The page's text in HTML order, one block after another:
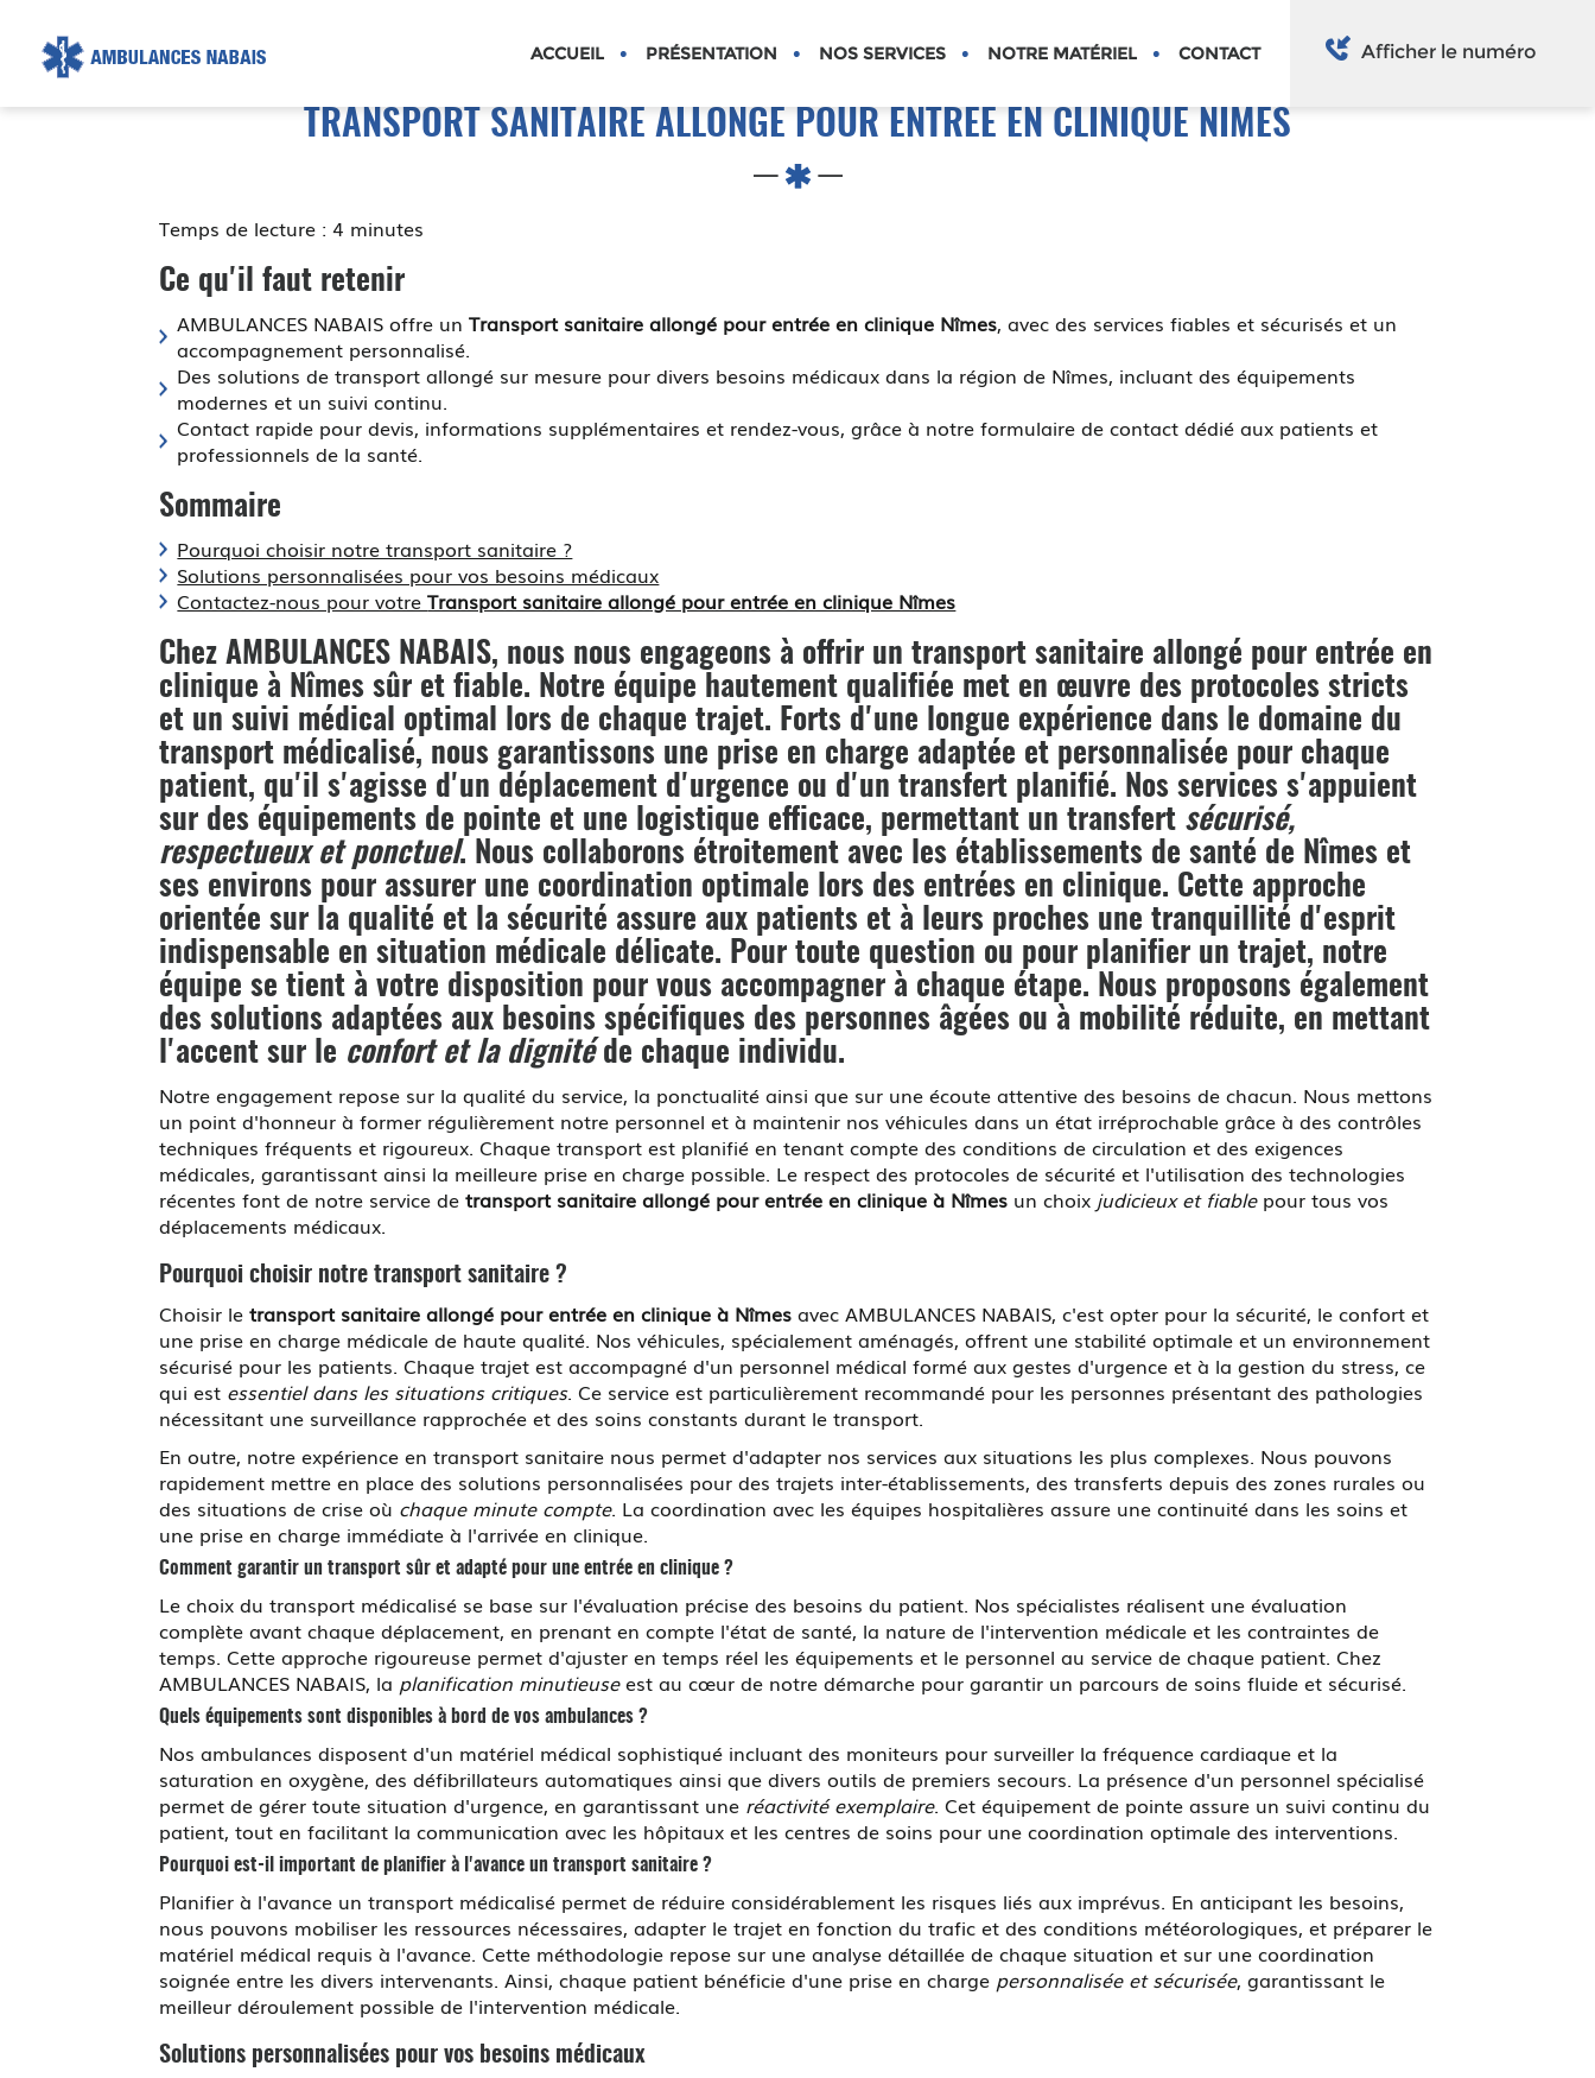
AMBULANCES
NABAIS
ACCUEIL PRÉSENTATION NOS SERVICES NOTRE MATÉRIEL CONTACT Afficher le numéro
TRANSPORT SANITAIRE ALLONGÉ POUR ENTRÉE EN CLINIQUE NÎMES
Temps de lecture : 4 minutes
Ce qu'il faut retenir
AMBULANCES NABAIS offre unTransport sanitaire allongé pour entrée en clinique Nîmes, avec des services fiables et sécurisés et un
accompagnement personnalisé.
Des solutions de transport allongé sur mesure pour divers besoins médicaux dans la région de Nîmes, incluant des équipements
modernes et un suivi continu.
Contact rapide pour devis, informations supplémentaires et rendez-vous, grâce à notre formulaire de contact dédié aux patients et
professionnels de la santé.
Sommaire
Pourquoi choisir notre transport sanitaire ?
Solutions personnalisées pour vos besoins médicaux
Contactez-nous pour votreTransport sanitaire allongé pour entrée en clinique Nîmes
Chez AMBULANCES NABAIS, nous nous engageons à offrir untransport sanitaire allongé pour entrée en
clinique à Nîmes sûr et fiable. Notre équipe hautement qualifiée met en œuvre des protocoles stricts
et un suivi médical optimal lors de chaque trajet. Forts d'une longue expérience dans le domaine du
transport médicalisé, nous garantissons une prise en charge adaptée et personnalisée pour chaque
patient, qu'il s'agisse d'un déplacement d'urgence ou d'un transfert planifié. Nos services s'appuient
sur des équipements de pointe et une logistique efficace, permettant un transfert sécurisé,
respectueux et ponctuel. Nous collaborons étroitement avec les établissements de santé de Nîmes et
ses environs pour assurer une coordination optimale lors des entrées en clinique. Cette approche
orientée sur la qualité et la sécurité assure aux patients et à leurs proches une tranquillité d'esprit
indispensable en situation médicale délicate. Pour toute question ou pour planifier un trajet, notre
équipe se tient à votre disposition pour vous accompagner à chaque étape. Nous proposons également
des solutions adaptées aux besoins spécifiques des personnes âgées ou à mobilité réduite, en mettant
l'accent sur le confort et la dignitéde chaque individu.
Notre engagement repose sur la qualité du service, la ponctualité ainsi que sur une écoute attentive des besoins de chacun. Nous mettons
un point d'honneur à former régulièrement notre personnel et à maintenir nos véhicules dans un état irréprochable grâce à des contrôles
techniques fréquents et rigoureux. Chaque transport est planifié en tenant compte des conditions de circulation et des exigences
médicales, garantissant ainsi la meilleure prise en charge possible. Le respect des protocoles de sécurité et l'utilisation des technologies
récentes font de notre service detransport sanitaire allongé pour entrée en clinique à Nîmes un choix judicieux et fiablepour tous vos
déplacements médicaux.
Pourquoi choisir notre transport sanitaire ?
Choisir letransport sanitaire allongé pour entrée en clinique à Nîmes avec AMBULANCES NABAIS, c'est opter pour la sécurité, le confort et
une prise en charge médicale de haute qualité. Nos véhicules, spécialement aménagés, offrent une stabilité optimale et un environnement
sécurisé pour les patients. Chaque trajet est accompagné d'un personnel médical formé aux gestes d'urgence et à la gestion du stress, ce
qui est essentiel dans les situations critiques. Ce service est particulièrement recommandé pour les personnes présentant des pathologies
nécessitant une surveillance rapprochée et des soins constants durant le transport.
En outre, notre expérience en transport sanitaire nous permet d'adapter nos services aux situations les plus complexes. Nous pouvons
rapidement mettre en place des solutions personnalisées pour des trajets inter-établissements, des transferts depuis des zones rurales ou
des situations de crise où chaque minute compte. La coordination avec les équipes hospitalières assure une continuité dans les soins et
une prise en charge immédiate à l'arrivée en clinique.
Comment garantir un transport sûr et adapté pour une entrée en clinique ?
Le choix du transport médicalisé se base sur l'évaluation précise des besoins du patient. Nos spécialistes réalisent une évaluation
complète avant chaque déplacement, en prenant en compte l'état de santé, la nature de l'intervention médicale et les contraintes de
temps. Cette approche rigoureuse permet d'ajuster en temps réel les équipements et le personnel au service de chaque patient. Chez
AMBULANCES NABAIS, la planification minutieuseest au cœur de notre démarche pour garantir un parcours de soins fluide et sécurisé.
Quels équipements sont disponibles à bord de vos ambulances ?
Nos ambulances disposent d'un matériel médical sophistiqué incluant des moniteurs pour surveiller la fréquence cardiaque et la
saturation en oxygène, des défibrillateurs automatiques ainsi que divers outils de premiers secours. La présence d'un personnel spécialisé
permet de gérer toute situation d'urgence, en garantissant une réactivité exemplaire. Cet équipement de pointe assure un suivi continu du
patient, tout en facilitant la communication avec les hôpitaux et les centres de soins pour une coordination optimale des interventions.
Pourquoi est-il important de planifier à l'avance un transport sanitaire ?
Planifier à l'avance un transport médicalisé permet de réduire considérablement les risques liés aux imprévus. En anticipant les besoins,
nous pouvons mobiliser les ressources nécessaires, adapter le trajet en fonction du trafic et des conditions météorologiques, et préparer le
matériel médical requis à l'avance. Cette méthodologie repose sur une analyse détaillée de chaque situation et sur une coordination
soignée entre les divers intervenants. Ainsi, chaque patient bénéficie d'une prise en charge personnalisée et sécurisée, garantissant le
meilleur déroulement possible de l'intervention médicale.
Solutions personnalisées pour vos besoins médicaux